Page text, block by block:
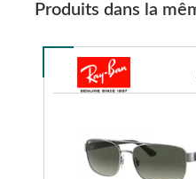
Produits dans la